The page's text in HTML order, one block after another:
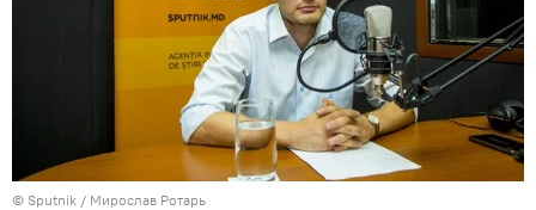
© Sputnik / Мирослав Ротарь